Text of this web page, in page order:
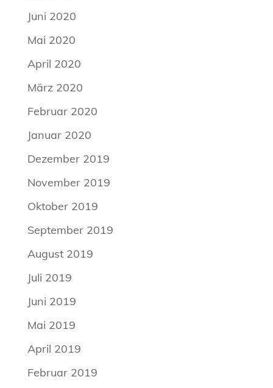
Juni 2020
Mai 2020
April 2020
März 2020
Februar 2020
Januar 2020
Dezember 2019
November 2019
Oktober 2019
September 2019
August 2019
Juli 2019
Juni 2019
Mai 2019
April 2019
Februar 2019